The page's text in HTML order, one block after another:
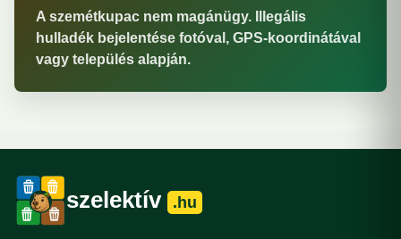
A szemétkupac nem magánügy. Illegális
hulladék bejelentése fotóval, GPS-koordinátával
vagy település alapján.
szelektív .hu